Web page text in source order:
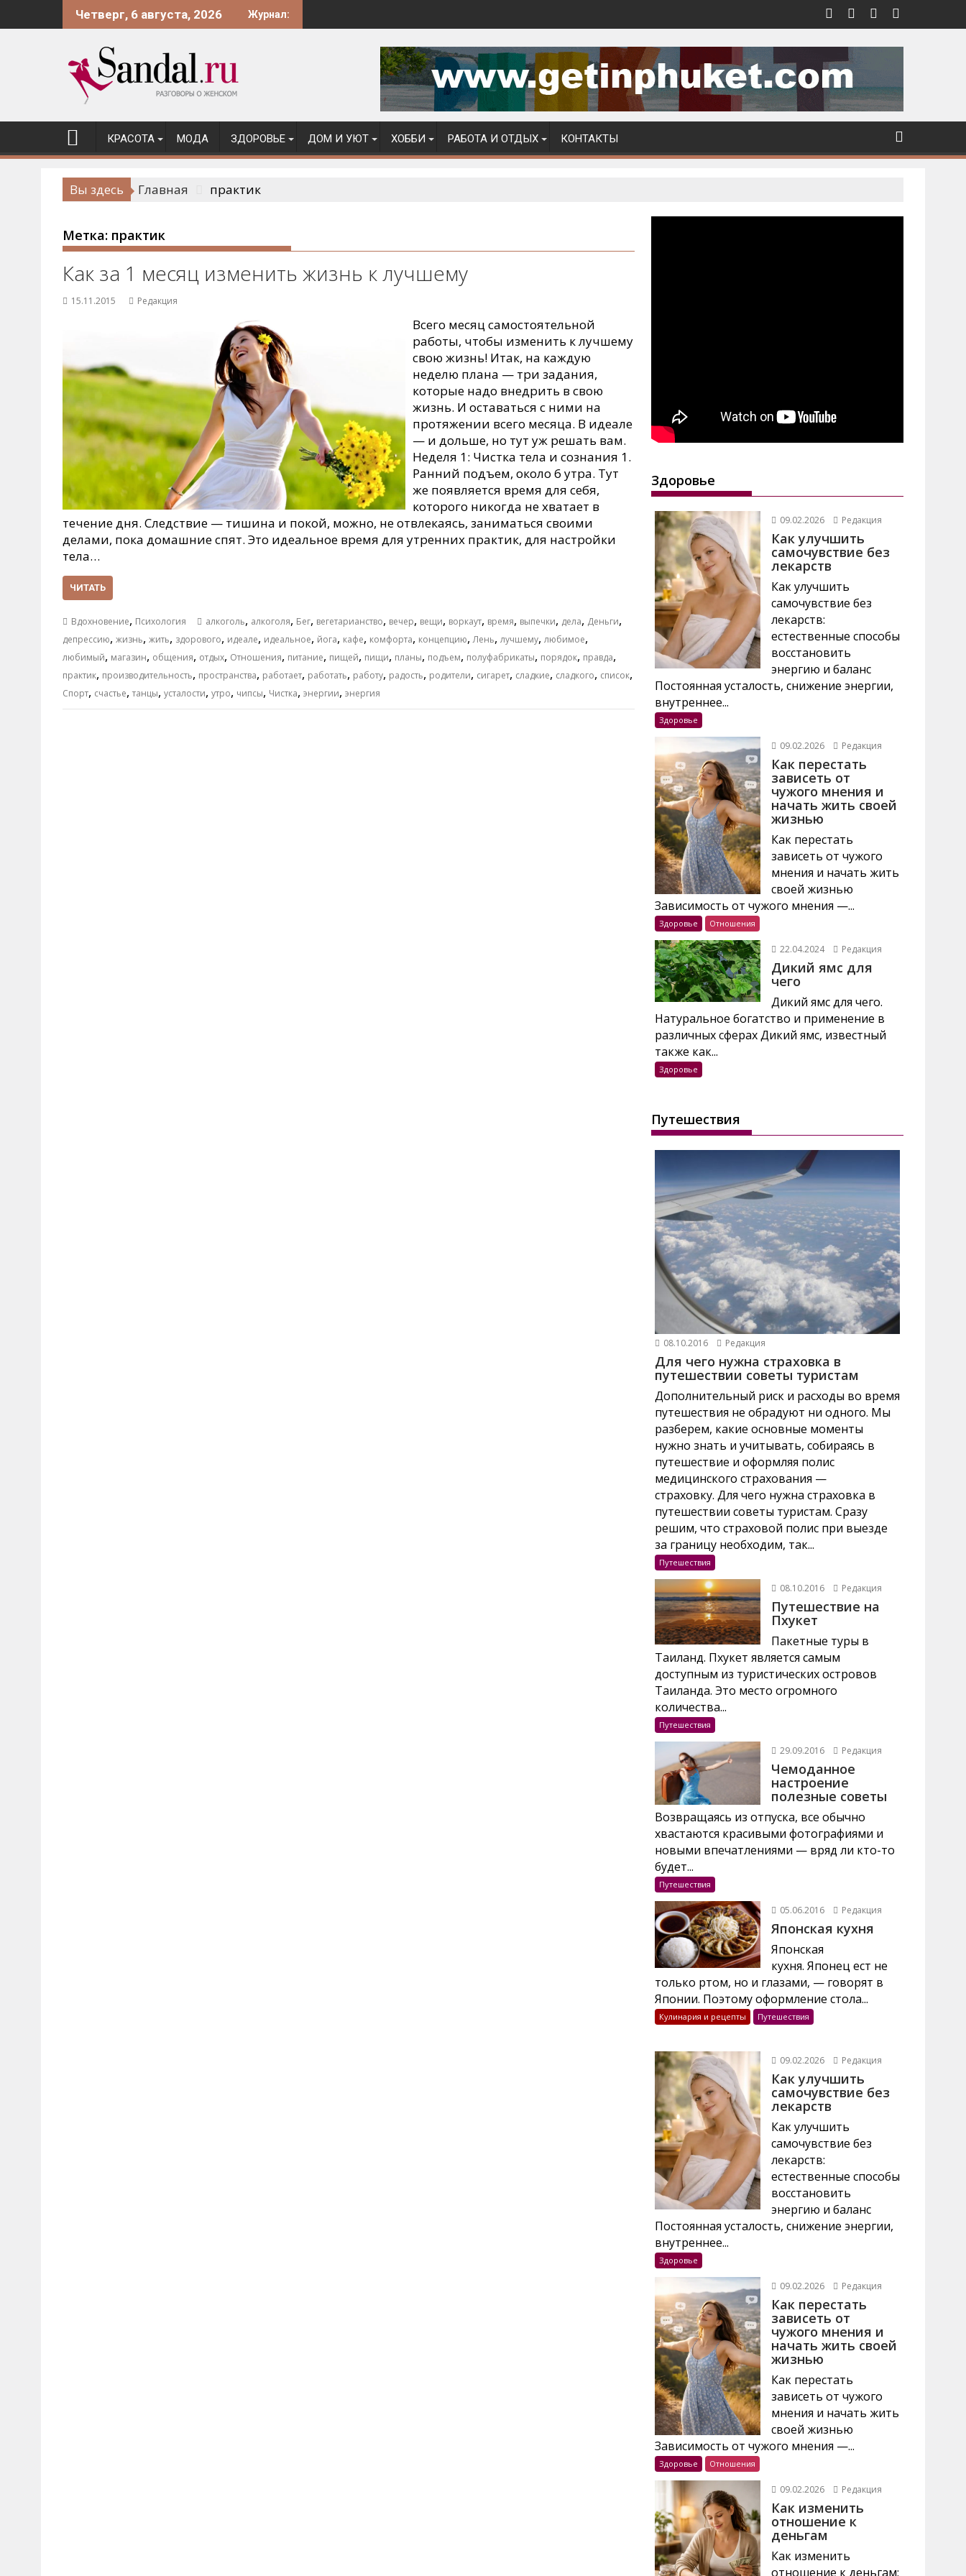
Четверг, 6 августа, 2026 Журнал:
КРАСОТА МОДА ЗДОРОВЬЕ ДОМ И УЮТ ХОББИ РАБОТА И ОТДЫХ КОНТАКТЫ
Вы здесь Главная практик
Метка: практик
Как за 1 месяц изменить жизнь к лучшему
15.11.2015 Редакция
Всего месяц самостоятельной
работы, чтобы изменить к лучшему
свою жизнь! Итак, на каждую
неделю плана — три задания,
которые надо внедрить в свою
жизнь. И оставаться с ними на
протяжении всего месяца. В идеале
— и дольше, но тут уж решать вам.
Неделя 1: Чистка тела и сознания 1.
Ранний подъем, около 6 утра. Тут
же появляется время для себя,
которого никогда не хватает в
течение дня. Следствие — тишина и покой, можно, не отвлекаясь, заниматься своими
делами, пока домашние спят. Это идеальное время для утренних практик, для настройки
тела…
ЧИТАТЬ
Вдохновение, Психология алкоголь, алкоголя, Бег, вегетарианство, вечер, вещи, воркаут, время, выпечки, дела, Деньги,
депрессию, жизнь, жить, здорового, идеале, идеальное, йога, кафе, комфорта, концепцию,Лень, лучшему, любимое,
любимый, магазин, общения, отдых, Отношения, питание, пищей, пищи, планы, подъем, полуфабрикаты, порядок, правда,
практик, производительность, пространства, работает, работать, работу, радость, родители, сигарет, сладкие, сладкого, список,
Спорт, счастье, танцы, усталости, утро, чипсы, Чистка, энергии, энергия
Здоровье
09.02.2026 Редакция
Как улучшить
самочувствие без
лекарств
Как улучшить
самочувствие без
лекарств:
естественные способы
восстановить
энергию и баланс
Постоянная усталость, снижение энергии,
внутреннее...
Здоровье
09.02.2026 Редакция
Как перестать
зависеть от
чужого мнения и
начать жить своей
жизнью
Как перестать
зависеть от чужого
мнения и начать жить
своей жизнью
Зависимость от чужого мнения —...
Здоровье Отношения
22.04.2024 Редакция
Дикий ямс для
чего
Дикий ямс для чего.
Натуральное богатство и применение в
различных сферах Дикий ямс, известный
также как...
Здоровье
Путешествия
08.10.2016 Редакция
Для чего нужна страховка в
путешествии советы туристам
Дополнительный риск и расходы во время
путешествия не обрадуют ни одного. Мы
разберем, какие основные моменты
нужно знать и учитывать, собираясь в
путешествие и оформляя полис
медицинского страхования —
страховку. Для чего нужна страховка в
путешествии советы туристам. Сразу
решим, что страховой полис при выезде
за границу необходим, так...
Путешествия
08.10.2016 Редакция
Путешествие на
Пхукет
Пакетные туры в
Таиланд. Пхукет является самым
доступным из туристических островов
Таиланда. Это место огромного
количества...
Путешествия
29.09.2016 Редакция
Чемоданное
настроение
полезные советы
Возвращаясь из отпуска, все обычно
хвастаются красивыми фотографиями и
новыми впечатлениями — вряд ли кто-то
будет...
Путешествия
05.06.2016 Редакция
Японская кухня
Японская
кухня. Японец ест не
только ртом, но и глазами, — говорят в
Японии. Поэтому оформление стола...
Кулинария и рецепты Путешествия
09.02.2026 Редакция
Как улучшить
самочувствие без
лекарств
Как улучшить
самочувствие без
лекарств:
естественные способы
восстановить
энергию и баланс
Постоянная усталость, снижение энергии,
внутреннее...
Здоровье
09.02.2026 Редакция
Как перестать
зависеть от
чужого мнения и
начать жить своей
жизнью
Как перестать
зависеть от чужого
мнения и начать жить
своей жизнью
Зависимость от чужого мнения —...
Здоровье Отношения
09.02.2026 Редакция
Как изменить
отношение к
деньгам
Как изменить
отношение к деньгам: